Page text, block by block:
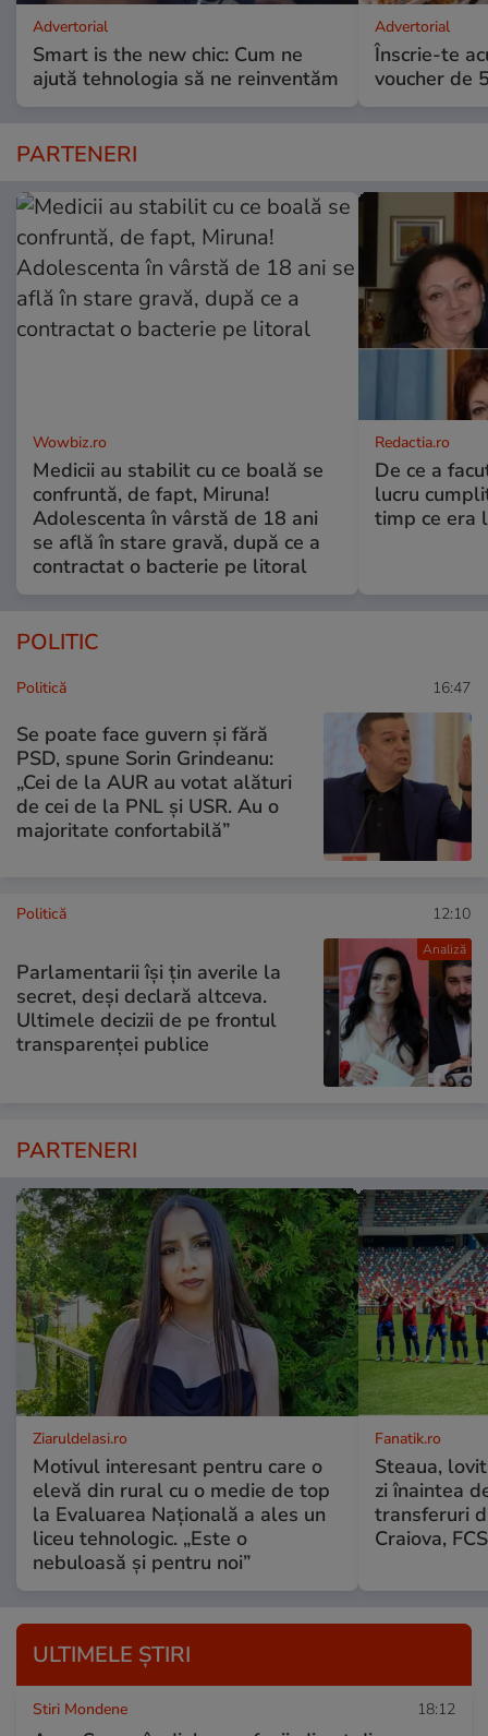
Advertorial
Smart is the new chic: Cum ne
ajută tehnologia să ne reinventăm
Advertorial
Înscrie-te
voucher de
PARTENERI
Wowbiz.ro
Medicii au stabilit cu ce boală se
confruntă, de fapt, Miruna!
Adolescenta în vârstă de 18 ani
se află în stare gravă, după ce a
contractat o bacterie pe litoral
Redactia.ro
De ce a
lucru
timp ce era
POLITIC
Politică 16:47
Se poate face guvern și fără
PSD, spune Sorin Grindeanu:
„Cei de la AUR au votat alături
de cei de la PNL şi USR. Au o
majoritate confortabilă”
Analiză
Politică 12:10
Parlamentarii își țin averile la
secret, deși declară altceva.
Ultimele decizii de pe frontul
transparenței publice
PARTENERI
ZiaruldeIasi.ro
Motivul interesant pentru care o
elevă din rural cu o medie de top
la Evaluarea Națională a ales un
liceu tehnologic. „Este o
nebuloasă și pentru noi”
Fanatik.ro
Steaua,
zi înaintea
transferuri
Craiova,
ULTIMELE ȘTIRI
Stiri Mondene 18:12